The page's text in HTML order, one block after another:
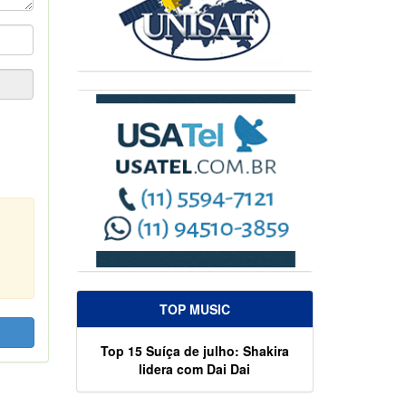
TOP MUSIC
Top 15 Suíça de julho: Shakira
lidera com Dai Dai